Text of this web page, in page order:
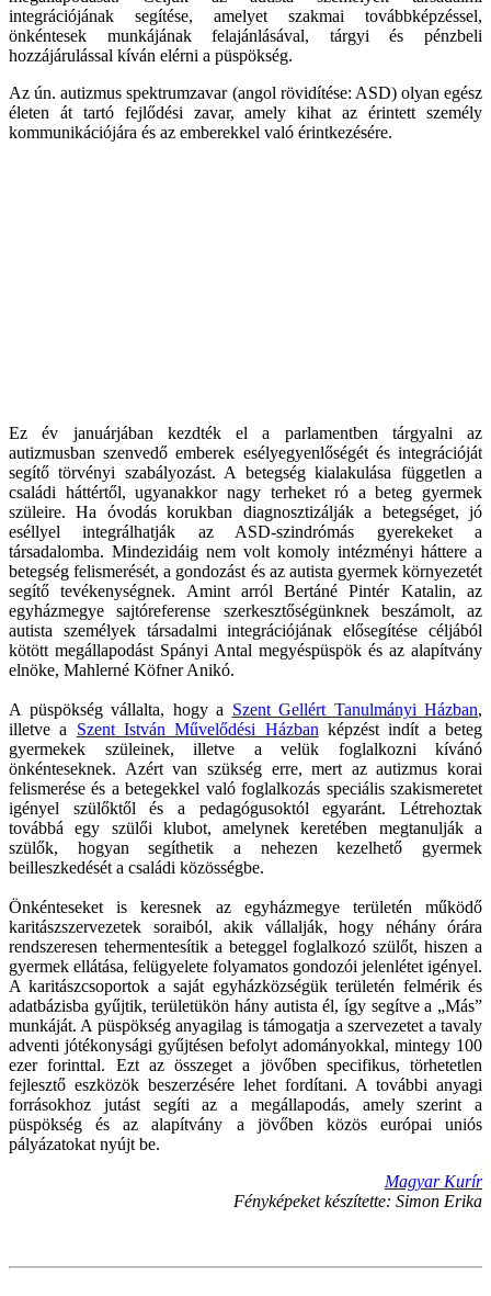
integrációjának segítése, amelyet szakmai továbbképzéssel,
önkéntesek munkájának felajánlásával, tárgyi és pénzbeli
hozzájárulással kíván elérni a püspökség.
Az ún. autizmus spektrumzavar (angol rövidítése: ASD) olyan egész
életen át tartó fejlődési zavar, amely kihat az érintett személy
kommunikációjára és az emberekkel való érintkezésére.
Ez év januárjában kezdték el a parlamentben tárgyalni az
autizmusban szenvedő emberek esélyegyenlőségét és integrációját
segítő törvényi szabályozást. A betegség kialakulása független a
családi háttértől, ugyanakkor nagy terheket ró a beteg gyermek
szüleire. Ha óvodás korukban diagnosztizálják a betegséget, jó
eséllyel integrálhatják az ASD-szindrómás gyerekeket a
társadalomba. Mindezidáig nem volt komoly intézményi háttere a
betegség felismerését, a gondozást és az autista gyermek környezetét
segítő tevékenységnek. Amint arról Bertáné Pintér Katalin, az
egyházmegye sajtóreferense szerkesztőségünknek beszámolt, az
autista személyek társadalmi integrációjának elősegítése céljából
kötött megállapodást Spányi Antal megyéspüspök és az alapítvány
elnöke, Mahlerné Köfner Anikó.
A püspökség vállalta, hogy a Szent Gellért Tanulmányi Házban,
illetve a Szent István Művelődési Házban képzést indít a beteg
gyermekek szüleinek, illetve a velük foglalkozni kívánó
önkénteseknek. Azért van szükség erre, mert az autizmus korai
felismerése és a betegekkel való foglalkozás speciális szakismeretet
igényel szülőktől és a pedagógusoktól egyaránt. Létrehoztak
továbbá egy szülői klubot, amelynek keretében megtanulják a
szülők, hogyan segíthetik a nehezen kezelhető gyermek
beilleszkedését a családi közösségbe.
Önkénteseket is keresnek az egyházmegye területén működő
karitászszervezetek soraiból, akik vállalják, hogy néhány órára
rendszeresen tehermentesítik a beteggel foglalkozó szülőt, hiszen a
gyermek ellátása, felügyelete folyamatos gondozói jelenlétet igényel.
A karitászcsoportok a saját egyházközségük területén felmérik és
adatbázisba gyűjtik, területükön hány autista él, így segítve a „Más”
munkáját. A püspökség anyagilag is támogatja a szervezetet a tavaly
adventi jótékonysági gyűjtésen befolyt adományokkal, mintegy 100
ezer forinttal. Ezt az összeget a jövőben specifikus, törhetetlen
fejlesztő eszközök beszerzésére lehet fordítani. A további anyagi
forrásokhoz jutást segíti az a megállapodás, amely szerint a
püspökség és az alapítvány a jövőben közös európai uniós
pályázatokat nyújt be.
Magyar Kurír
Fényképeket készítette: Simon Erika